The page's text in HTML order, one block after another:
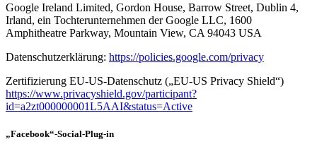
Google Ireland Limited, Gordon House, Barrow Street, Dublin 4,
Irland, ein Tochterunternehmen der Google LLC, 1600
Amphitheatre Parkway, Mountain View, CA 94043 USA
Datenschutzerklärung: https://policies.google.com/privacy
Zertifizierung EU-US-Datenschutz („EU-US Privacy Shield“)
https://www.privacyshield.gov/participant?
id=a2zt000000001L5AAI&status=Active
„Facebook“-Social-Plug-in